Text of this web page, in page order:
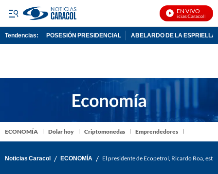
EN VIVO
Noticias Caracol En
Tendencias: POSESIÓN PRESIDENCIAL ABELARDO DE LA ESPRIELLA
ECONOMÍA Dólar hoy Criptomonedas Emprendedores
Noticias Caracol / ECONOMÍA / El presidente de Ecopetrol, Ricardo Roa,